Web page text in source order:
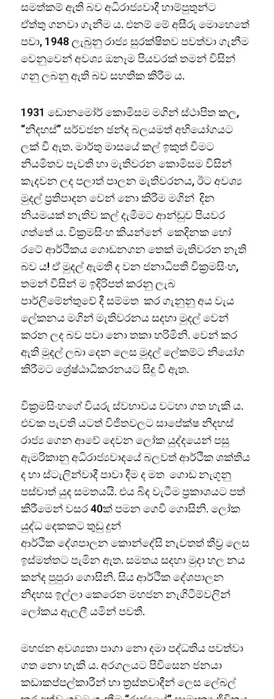
සමත්කම් ඇති බව අධිරාජ්‍යවාදී හාම්පුතුන්ට
ඒත්තු ගනවා ගැනීම ය. එනම් මේ අසීරු මොහෙතේ
පවා, 1948 ලැබුනු රාජ්‍ය සුරක්ෂිතව පවත්වා ගැනීම
වෙනුවෙන් අවශ්‍ය ඔනෑම පියවරක් තමන් විසින්
ගනු ලබනු ඇති බව සහතික කිරීම ය.
1931 ඩොනමෝර් කොමිසම මගින් ස්ථාපිත කල,
“නිදහස්” සර්වජන ඡන්ද බලයමත් අභියෝගයට
ලක් වී ඇත. මාර්තු මාසයේ කල් ඉකුත් විමට
නියමිතව පැවති හා මැතිවරන කොමිසම විසින්
කැදවන ලද පලාත් පාලන මැතිවරනය, ඊට අවශ්‍ය
මුදල් ප්‍රතිපාදන වෙන් නො කිරීම මගින් දින
නියමයක් නැතිව කල් දැමීමට ආන්ඩුව පියවර
ගත්තේ ය. වික්‍රමසිංහ කියන්නේ කෙදිනක හෝ
රටේ ආර්ථිකය ගොඩනගන තෙක් මැතිවරන නැති
බව ය! ඒ මුදල් ඇමති ද වන ජනාධිපති වික්‍රමසිංහ,
තමන් විසින් ම ඉදිරිපත් කරනු ලැබ
පාර්ලිමේන්තුවේ දී සම්මත කර ගැනුනු අය වැය
ලේකනය මගින් මැතිවරනය සදහා මුදල් වෙන්
කරන ලද බව පවා නො තකා හරිමිනි. වෙන් කර
ඇති මුදල් ලබා දෙන ලෙස මුදල් ලේකම්ට නියෝග
කිරීමට ශ්‍රේෂ්ඨාධිකරනයට සිදු වී ඇත.
වික්‍රමසිංහගේ වියරු ස්වභාවය වටහා ගත හැකි ය.
එවක පැවති යටත් විජිතවලට සාපේක්ෂ නිදහස්
රාජ්‍ය ගෙන ආවේ දෙවන ලෝක යුද්දයෙන් පසු
ඇමරිකානු අධිරාජ්‍යවාදයේ බලවත් ආර්ථික ශක්තිය
ද හා ස්ටැලින්වාදී පාවා දීම ද මත ගොඩ නැගූනු
පස්චාත් යුද සමතයයි. එය බිද වැටීම ප්‍රකාශයට පත්
කිරීමෙන් වසර 40ක් පමන ගෙවී ගොසිනි. ලෝක
යුද්ධ දෙකකට තුඩු දුන්
ආර්ථික දේශපාලන කොන්දේසි නැවතත් තීව්‍ර ලෙස
ඉස්මත්තට පැමින ඇත. සමතය සදහා මුදා හල නය
කන්ද පුපුරා ගොසිනි. සිය ආර්ථික දේශපාලන
නිදහස ඉල්ලා කෙරෙන මහජන නැගිටීම්වලින්
ලෝකය ඇලලී යමින් පවතී.
මහජන අවශ්‍යතා පාගා නො දමා පද්ධතිය පවත්වා
ගත නො හැකි ය. අරගලයට පිවිසෙන ජනයා
කඩාකප්පල්කාරීන් හා ත්‍රස්තවාදීන් ලෙස ලේබල්